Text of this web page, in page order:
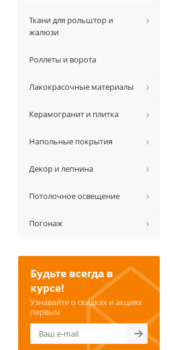
Ткани для рольштор и
жалюзи
Роллеты и ворота
Лакокрасочные материалы
Керамогранит и плитка
Напольные покрытия
Декор и лепнина
Потолочное освещение
Погонаж
Будьте всегда в
курсе!
Узнавайте о скидках и акциях
первым